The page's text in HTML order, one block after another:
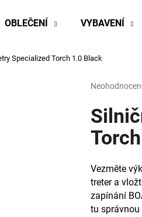
OBLEČENÍ VYBAVENÍ
Specialized Torch 1.0 Black
Průměrné
produktu
je
0,0
hvězdiček.
Vezměte
treter a
zapínání
tu
najít?
HLEDAT